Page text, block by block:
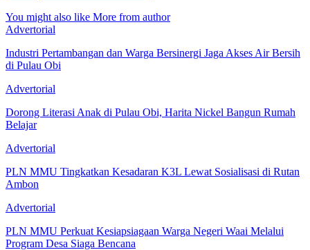
You might also like More from author
Advertorial
Industri Pertambangan dan Warga Bersinergi Jaga Akses Air Bersih
di Pulau Obi
Advertorial
Dorong Literasi Anak di Pulau Obi, Harita Nickel Bangun Rumah
Belajar
Advertorial
PLN MMU Tingkatkan Kesadaran K3L Lewat Sosialisasi di Rutan
Ambon
Advertorial
PLN MMU Perkuat Kesiapsiagaan Warga Negeri Waai Melalui
Program Desa Siaga Bencana